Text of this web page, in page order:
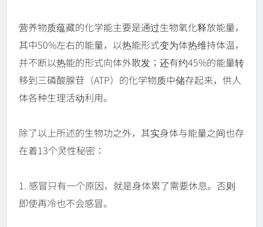
营养物质蕴藏的化学能主要是通过生物氧化释放能量，
其中50%左右的能量，以热能形式变为体热维持体温，
并不断以热能的形式向体外散发；还有约45%的能量转
移到三磷酸腺苷（ATP）的化学物质中储存起来，供人
体各种生理活动利用。
除了以上所述的生物功之外，其实身体与能量之间也存
在着13个灵性秘密：
1. 感冒只有一个原因，就是身体累了需要休息。否则
即使再冷也不会感冒。